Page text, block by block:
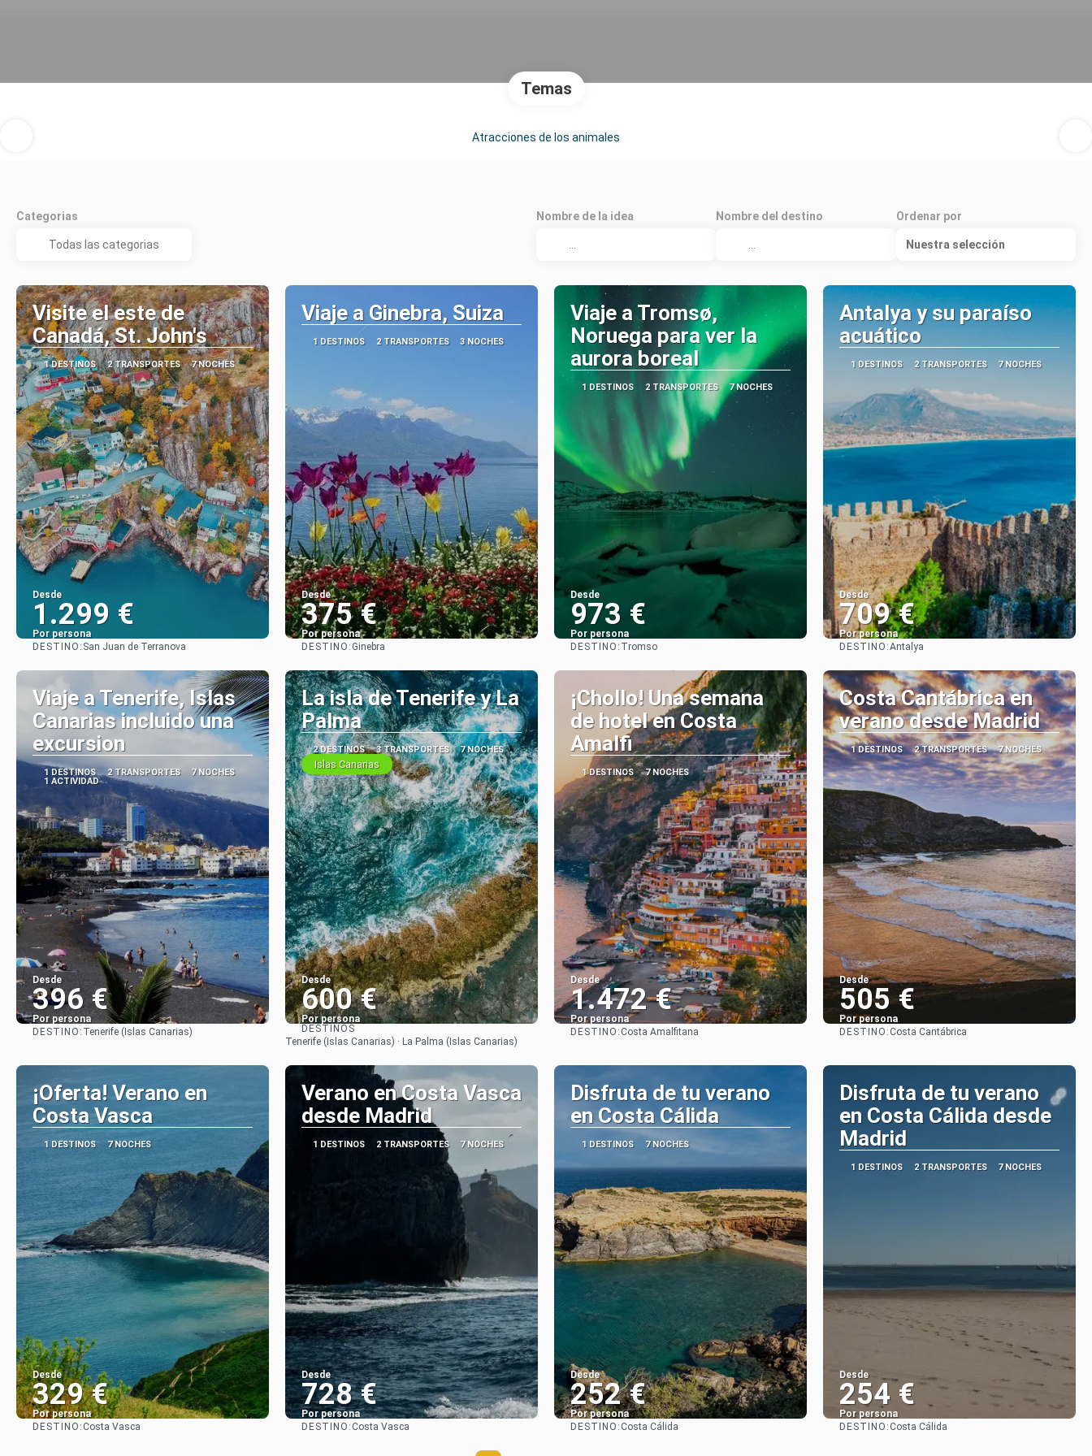
Temas
Atracciones de los animales
Categorias Nombre de la idea Nombre del destino Ordenar por
Nuestra selección
Visite el este de
Canadá, St. John's
1 DESTINOS 2 TRANSPORTES 7 NOCHES
Desde
1.299 €
Por persona
DESTINO: San Juan de Terranova
Viaje a Ginebra, Suiza
1 DESTINOS 2 TRANSPORTES 3 NOCHES
Desde
375 €
Por persona
DESTINO: Ginebra
Viaje a Tromsø,
Noruega para ver la
aurora boreal
1 DESTINOS 2 TRANSPORTES 7 NOCHES
Desde
973 €
Por persona
DESTINO: Tromso
Antalya y su paraíso
acuático
1 DESTINOS 2 TRANSPORTES 7 NOCHES
Desde
709 €
Por persona
DESTINO:Antalya
Viaje a Tenerife, Islas
Canarias incluido una
excursion
1 DESTINOS 2 TRANSPORTES
7 NOCHES
1 ACTIVIDAD
Desde
396 €
Por persona
DESTINO: Tenerife (Islas Canarias)
La isla de Tenerife y La
Palma
2 DESTINOS 3 TRANSPORTES 7 NOCHES
Islas Canarias
Desde
600 €
Por persona
Ver
DESTINOS
Tenerife (Islas Canarias) · La Palma (Islas Canarias)
¡Chollo! Una semana
de hotel en Costa
Amalfi
1 DESTINOS 7 NOCHES
Desde
1.472 €
Por persona
DESTINO: Costa Amalfitana
Costa Cantábrica en
verano desde Madrid
1 DESTINOS 2 TRANSPORTES 7 NOCHES
Desde
505 €
Por persona
DESTINO: Costa Cantábrica
¡Oferta! Verano en
Costa Vasca
1 DESTINOS 7 NOCHES
Desde
329 €
Por persona
DESTINO: Costa Vasca
Verano en Costa Vasca
desde Madrid
1 DESTINOS 2 TRANSPORTES 7 NOCHES
Desde
728 €
Por persona
DESTINO: Costa Vasca
Disfruta de tu verano
en Costa Cálida
1 DESTINOS 7 NOCHES
Desde
252 €
Por persona
DESTINO: Costa Cálida
Disfruta de tu verano
en Costa Cálida desde
Madrid
1 DESTINOS 2 TRANSPORTES 7 NOCHES
Desde
254 €
Por persona
DESTINO: Costa Cálida